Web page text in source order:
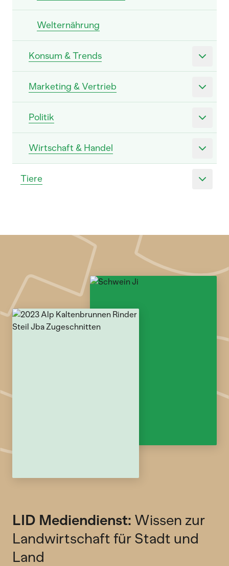
Welternährung
Konsum & Trends
Marketing & Vertrieb
Politik
Wirtschaft & Handel
Tiere
LID Mediendienst: Wissen zur
Landwirtschaft für Stadt und
Land